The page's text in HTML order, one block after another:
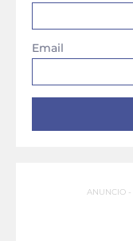
Email
ANUNCIO -